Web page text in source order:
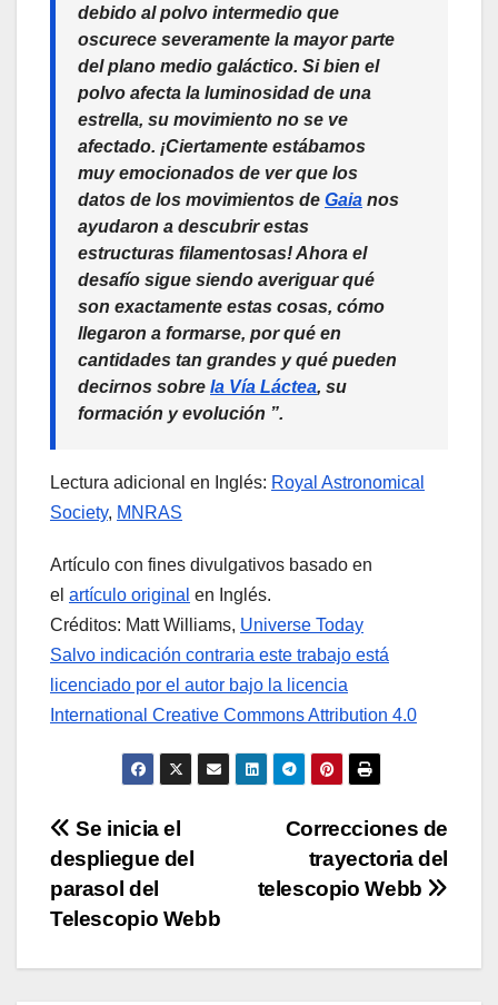
debido al polvo intermedio que
oscurece severamente la mayor parte
del plano medio galáctico. Si bien el
polvo afecta la luminosidad de una
estrella, su movimiento no se ve
afectado. ¡Ciertamente estábamos
muy emocionados de ver que los
datos de los movimientos de Gaia nos
ayudaron a descubrir estas
estructuras filamentosas! Ahora el
desafío sigue siendo averiguar qué
son exactamente estas cosas, cómo
llegaron a formarse, por qué en
cantidades tan grandes y qué pueden
decirnos sobre la Vía Láctea, su
formación y evolución ”.
Lectura adicional en Inglés: Royal Astronomical
Society, MNRAS
Artículo con fines divulgativos basado en
el artículo original en Inglés.
Créditos: Matt Williams, Universe Today
Salvo indicación contraria este trabajo está
licenciado por el autor bajo la licencia
International Creative Commons Attribution 4.0
Navegación
de
entradas
Correcciones de
trayectoria del
telescopio Webb
Se inicia el
despliegue del
parasol del
Telescopio Webb